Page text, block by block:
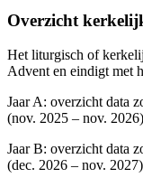
Overzicht
Het liturgisch of
Advent en eindigt met
Jaar A: overzicht data
(nov. 2025 – nov.
Jaar B: overzicht data
(dec. 2026 – nov.